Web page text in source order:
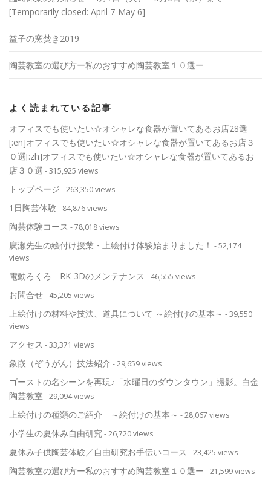
[Temporarily closed: April 7-May 6]
益子の窯焚き2019
陶芸教室の選び方ー私のおすすめ陶芸教室１０選ー
よく読まれている記事
オフィスでも使いたい☆オシャレな食器が置いてあるお店28選
[:en]オフィスでも使いたい☆オシャレな食器が置いてあるお店３
０選[:zh]オフィスでも使いたい☆オシャレな食器が置いてあるお
店３０選 - 315,925 views
トップページ - 263,350 views
1日陶芸体験 - 84,876 views
陶芸体験コース - 78,018 views
廣瀬先生の絵付け授業・上絵付け体験始まりました！ - 52,174
views
電動ろくろ RK-3Dのメンテナンス - 46,555 views
お問合せ- 45,205 views
上絵付けの材料や技法、道具について ～絵付けの基本～ - 39,550
views
アクセス - 33,371 views
象嵌（ぞうがん）技法紹介 - 29,659 views
ゴーストの名シーンを再現♪「水曜日のダウンタウン」撮影。白金
陶芸教室 - 29,094 views
上絵付けの種類のご紹介 ～絵付けの基本～ - 28,067 views
小学生の夏休み自由研究- 26,720 views
夏休み子供陶芸体験／自由研究お手伝いコース - 23,425 views
陶芸教室の選び方ー私のおすすめ陶芸教室１０選ー - 21,599 views